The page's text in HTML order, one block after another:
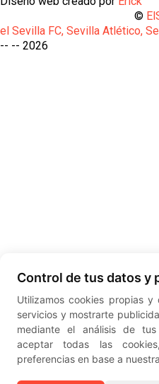
©
el Sevilla FC, Sevilla Atlético,
-- --
Control de tus datos y
Utilizamos cookies propias
servicios y mostrarte
mediante el análisis de
aceptar todas las
preferencias en base a nuestra
2026